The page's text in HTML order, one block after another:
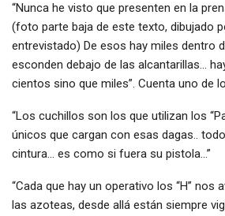
“Nunca he visto que presenten en la
(foto parte baja de este texto, dibujado
entrevistado) De esos hay miles dentro
esconden debajo de las alcantarillas…
cientos sino que miles”. Cuenta uno de
“Los cuchillos son los que utilizan los
únicos que cargan con esas dagas..
cintura… es como si fuera su pistola…”
“Cada que hay un operativo los “H” nos
las azoteas, desde allá están siempre